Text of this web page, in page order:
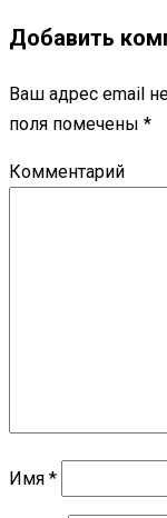
Добавить
Ваш адрес email
поля помечены *
Комментарий
Имя *